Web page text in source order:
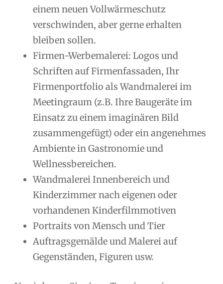
einem neuen Vollwärmeschutz
verschwinden, aber gerne erhalten
bleiben sollen.
Firmen-Werbemalerei: Logos und
Schriften auf Firmenfassaden, Ihr
Firmenportfolio als Wandmalerei im
Meetingraum (z.B. Ihre Baugeräte im
Einsatz zu einem imaginären Bild
zusammengefügt) oder ein angenehmes
Ambiente in Gastronomie und
Wellnessbereichen.
Wandmalerei Innenbereich und
Kinderzimmer nach eigenen oder
vorhandenen Kinderfilmmotiven
Portraits von Mensch und Tier
Auftragsgemälde und Malerei auf
Gegenständen, Figuren usw.